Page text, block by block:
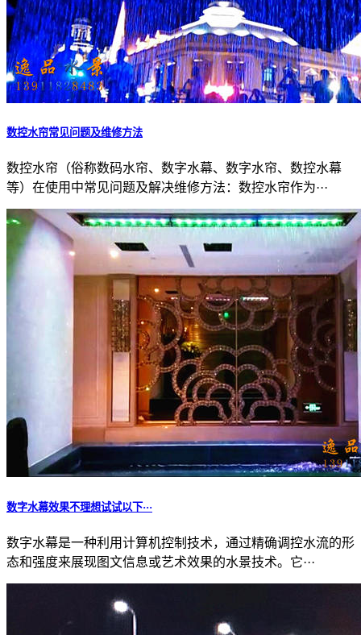
数控水帘常见问题及维修方法
数控水帘（俗称数码水帘、数字水幕、数字水帘、数控水幕
等）在使用中常见问题及解决维修方法：数控水帘作为···
数字水幕效果不理想试试以下···
数字水幕是一种利用计算机控制技术，通过精确调控水流的形
态和强度来展现图文信息或艺术效果的水景技术。它···